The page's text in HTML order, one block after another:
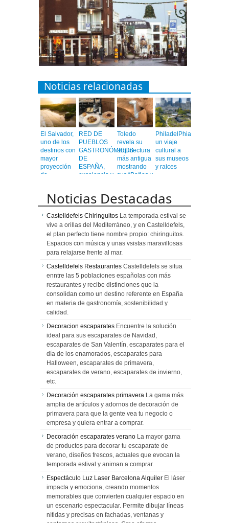
Noticias relacionadas
El Salvador,
uno de los
destinos con
mayor
proyección
de
RED DE
PUEBLOS
GASTRONÓMICOS
DE
ESPAÑA,
excelencia y
emocionante
Toledo
revela su
arquitectura
más antigua
mostrando
sus “Baños y
PhiladelPhia,
un viaje
cultural a
sus museos
y raices
Noticias Destacadas
Castelldefels Chiringuitos La temporada estival se
vive a orillas del Mediterráneo, y en Castelldefels,
el plan perfecto tiene nombre propio: chiringuitos.
Espacios con música y unas vsistas maravillosas
para relajarse frente al mar.
Castelldefels Restaurantes Castelldefels se situa
enntre las 5 poblaciones españolas con más
restaurantes y recibe distinciones que la
consolidan como un destino referente en España
en materia de gastronomía, sostenibilidad y
calidad.
Decoracion escaparates Encuentre la solución
ideal para sus escaparates de Navidad,
escaparates de San Valentín, escaparates para el
día de los enamorados, escaparates para
Halloween, escaparates de primavera,
escaparates de verano, escaparates de invierno,
etc.
Decoración escaparates primavera La gama más
amplia de artículos y adornos de decoración de
primavera para que la gente vea tu negocio o
empresa y quiera entrar a comprar.
Decoración escaparates verano La mayor gama
de productos para decorar tu escaparate de
verano, diseños frescos, actuales que evocan la
temporada estival y animan a comprar.
Espectáculo Luz Laser Barcelona Alquiler El láser
impacta y emociona, creando momentos
memorables que convierten cualquier espacio en
un escenario espectacular. Permite dibujar líneas
nítidas y precisas en fachadas, ventanas y